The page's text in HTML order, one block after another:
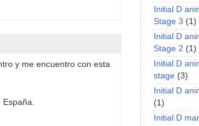
y me encuentro con esta
Initial D
Stage 3 (1)
Initial D
Stage 2 (1)
Initial D
stage (3)
Initial D
(1)
Initial D